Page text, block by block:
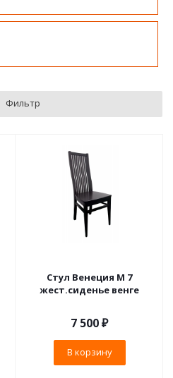
Фильтр
Стул Венеция М 7
жест.сиденье венге
7 500₽
В корзину